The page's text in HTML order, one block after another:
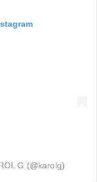
G (@karolg)